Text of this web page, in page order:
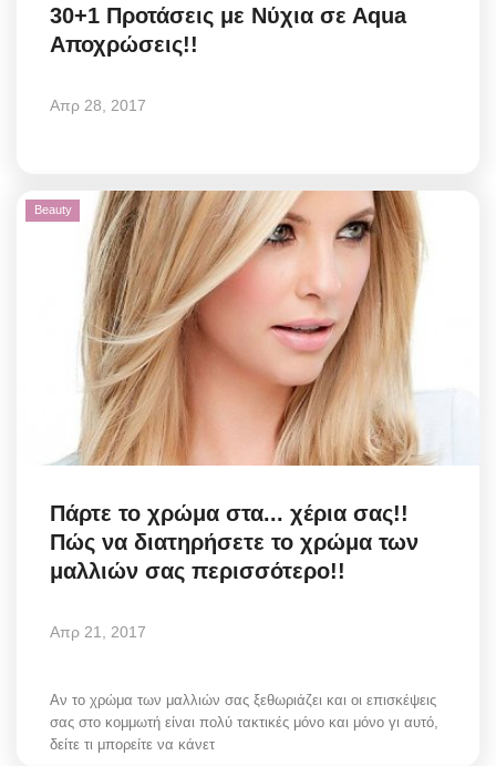
30+1 Προτάσεις με Νύχια σε Αqua
Αποχρώσεις!!
Απρ 28, 2017
Beauty
Πάρτε το χρώμα στα... χέρια σας!!
Πώς να διατηρήσετε το χρώμα των
μαλλιών σας περισσότερο!!
Απρ 21, 2017
Αν το χρώμα των μαλλιών σας ξεθωριάζει και οι επισκέψεις
σας στο κομμωτή είναι πολύ τακτικές μόνο και μόνο γι αυτό,
δείτε τι μπορείτε να κάνετ